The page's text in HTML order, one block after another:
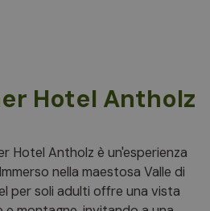
Hotel Antholz
Hotel Antholz è un'esperienza
nella maestosa Valle di
per soli adulti offre una vista